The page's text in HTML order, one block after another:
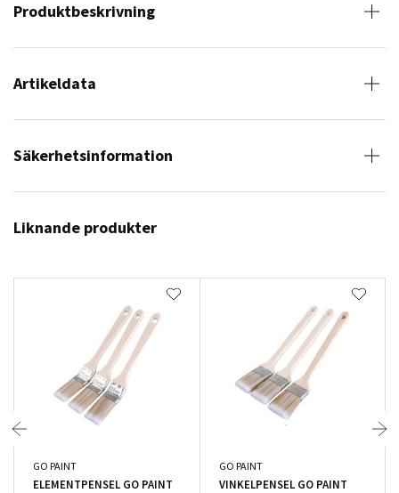
Produktbeskrivning
Artikeldata
Säkerhetsinformation
Liknande produkter
GO PAINT
ELEMENTPENSEL GO PAINT
GO PAINT
VINKELPENSEL GO PAINT